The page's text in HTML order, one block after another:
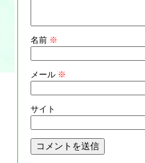
名前 ※
メール ※
サイト